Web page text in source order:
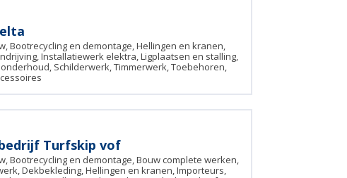
Bootrecycling en demontage, Hellingen en kranen,
Installatiewerk elektra, Ligplaatsen en stalling,
Schilderwerk, Timmerwerk, Toebehoren,
Turfskip vof
Bootrecycling en demontage, Bouw complete werken,
Dekbekleding, Hellingen en kranen, Importeurs,